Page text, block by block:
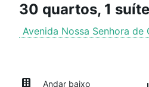
30 quartos, 1 suíte
Avenida Nossa Senhora de
Andar baixo